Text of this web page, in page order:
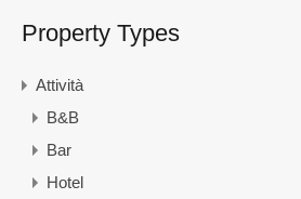
Property Types
Attività
B&B
Bar
Hotel